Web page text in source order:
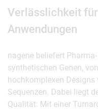
Verlässlichkeit
Anwendungen
nagene beliefert
synthetischen Genen,
hochkomplexen Designs
Sequenzen. Dabei liegt
Qualität: Mit einer